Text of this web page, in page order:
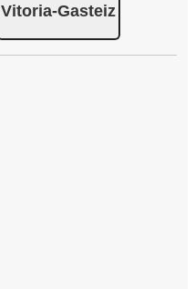
Vitoria-Gasteiz